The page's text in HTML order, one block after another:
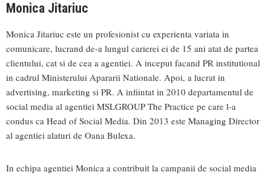
Monica Jitariuc
Monica Jitariuc este un profesionist cu experienta variata in
comunicare, lucrand de-a lungul carierei ei de 15 ani atat de partea
clientului, cat si de cea a agentiei. A inceput facand PR institutional
in cadrul Ministerului Apararii Nationale. Apoi, a lucrat in
advertising, marketing si PR. A infiintat in 2010 departamentul de
social media al agentiei MSLGROUP The Practice pe care l-a
condus ca Head of Social Media. Din 2013 este Managing Director
al agentiei alaturi de Oana Bulexa.
In echipa agentiei Monica a contribuit la campanii de social media